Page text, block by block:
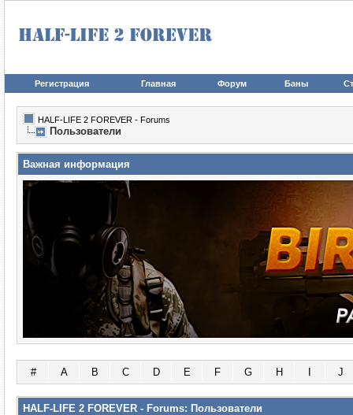
Регистрация Главная Форум Баны
HALF-LIFE 2 FOREVER - Forums
Пользователи
Важная информация
# A B C D E F G H J
HALF-LIFE 2 FOREVER - Forums: Пользователи